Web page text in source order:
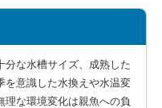
分な水槽サイズ、成熟した
を意識した水換えや水温変
な環境変化は親魚への負